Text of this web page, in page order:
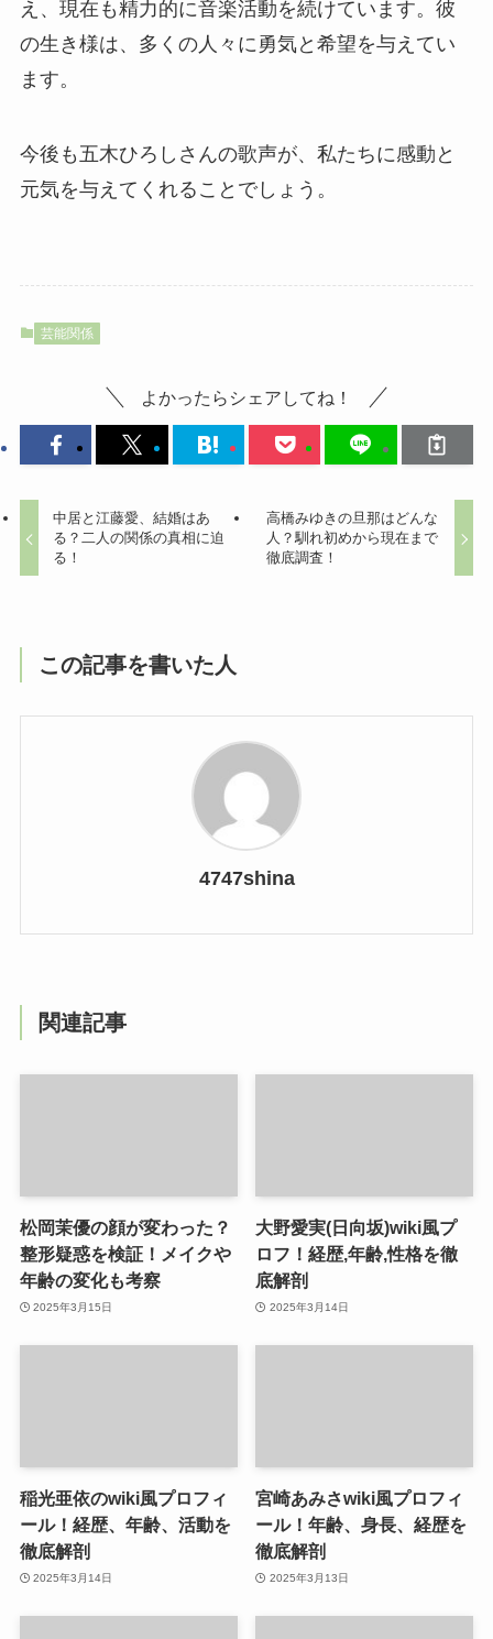
え、現在も精力的に音楽活動を続けています。彼
の生き様は、多くの人々に勇気と希望を与えてい
ます。
今後も五木ひろしさんの歌声が、私たちに感動と
元気を与えてくれることでしょう。
芸能関係
よかったらシェアしてね！
中居と江藤愛、結婚はあ
る？二人の関係の真相に迫
る！
高橋みゆきの旦那はどんな
人？馴れ初めから現在まで
徹底調査！
この記事を書いた人
4747shina
関連記事
松岡茉優の顔が変わった？
整形疑惑を検証！メイクや
年齢の変化も考察
2025年3月15日
大野愛実(日向坂)wiki風プ
ロフ！経歴,年齢,性格を徹
底解剖
2025年3月14日
稲光亜依のwiki風プロフィ
ール！経歴、年齢、活動を
徹底解剖
2025年3月14日
宮崎あみさwiki風プロフィ
ール！年齢、身長、経歴を
徹底解剖
2025年3月13日